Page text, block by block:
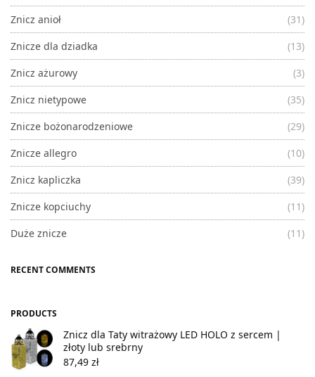
Znicz anioł
(31)
Znicze dla dziadka
(13)
Znicz ażurowy
(3)
Znicz nietypowe
(35)
Znicze bożonarodzeniowe
(29)
Znicze allegro
(10)
Znicz kapliczka
(39)
Znicze kopciuchy
(11)
Duże znicze
(11)
RECENT COMMENTS
PRODUCTS
Znicz dla Taty witrażowy LED HOLO z sercem |
złoty lub srebrny
87,49 zł